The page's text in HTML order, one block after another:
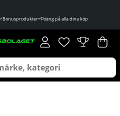
Bonusprodukter Poäng på alla dina köp
Önskelista
Antal i
. .